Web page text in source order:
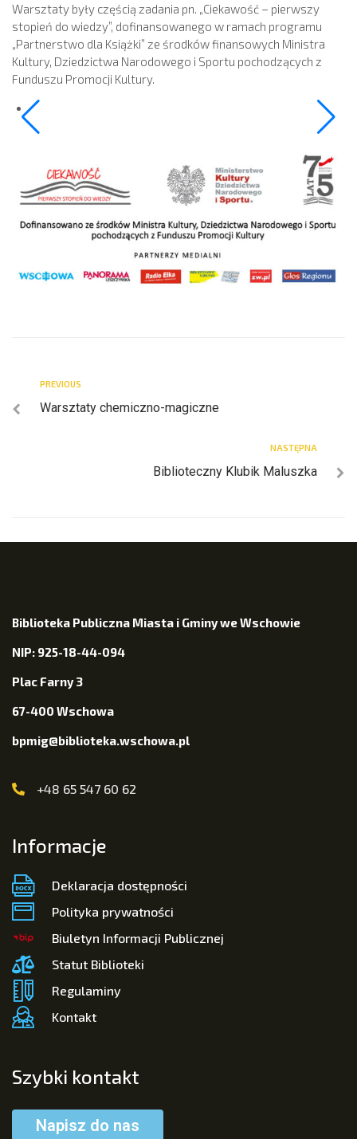
Warsztaty były częścią zadania pn. „Ciekawość – pierwszy
stopień do wiedzy”, dofinansowanego w ramach programu
„Partnerstwo dla Książki” ze środków finansowych Ministra
Kultury, Dziedzictwa Narodowego i Sportu pochodzących z
Funduszu Promocji Kultury.
PREVIOUS
Warsztaty chemiczno-magiczne
NASTĘPNA
Biblioteczny Klubik Maluszka
Biblioteka Publiczna Miasta i Gminy we Wschowie
NIP: 925-18-44-094
Plac Farny 3
67-400 Wschowa
bpmig@biblioteka.wschowa.pl
+48 65 547 60 62
Informacje
Deklaracja dostępności
Polityka prywatności
Biuletyn Informacji Publicznej
Statut Biblioteki
Regulaminy
Kontakt
Szybki kontakt
Napisz do nas